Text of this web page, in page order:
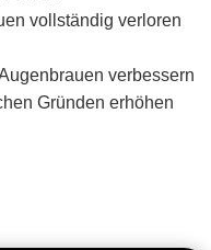
vollständig verloren
verbessern
Gründen erhöhen